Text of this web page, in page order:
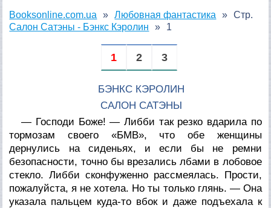
Booksonline.com.ua
Любовная фантастика
Салон Сатэны - Бэнкс Кэролин
Стр.
1
1 2 3
БЭНКС КЭРОЛИН
САЛОН САТЭНЫ
— Господи Боже! — Либби так резко вдарила по
тормозам своего «БМВ», что обе женщины
дернулись на сиденьях, и если бы не ремни
безопасности, точно бы врезались лбами в лобовое
стекло. Либби сконфуженно рассмеялась. Прости,
пожалуйста, я не хотела. Но ты только глянь. — Она
указала пальцем куда-то вбок и даже подъехала к